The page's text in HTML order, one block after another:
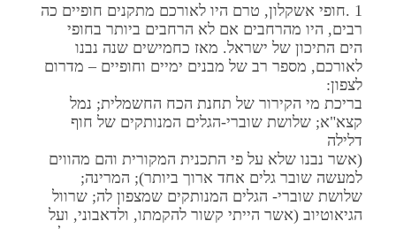
1 .חופי אשקלון, טרם היו לאורכם מתקנים חופיים כה
רבים, היו מהרחבים אם לא הרחבים ביותר בחופי
הים התיכון של ישראל. מאז כחמישים שנה נבנו
לאורכם, מספר רב של מבנים ימיים וחופיים – מדרום
לצפון:
בריכת מי הקירור של תחנת הכח החשמלית; נמל
קצא"א; שלושת שוברי-הגלים המנותקים של חוף
דלילה
(אשר נבנו שלא על פי התכנית המקורית והם מהווים
למעשה שובר גלים אחד ארוך ביותר); המרינה;
שלושת שוברי- הגלים המנותקים שמצפון לה; שרוול
הגיאוטיוב (אשר הייתי קשור להקמתו, ולדאבוני, ועל